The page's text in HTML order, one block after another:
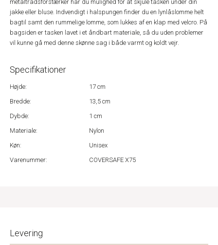
metaltrådsforstærker har du mulighed for at skjule tasken under din
jakke eller bluse. Indvendigt i halspungen finder du en lynlåslomme helt
bagtil samt den rummelige lomme, som lukkes af en klap med velcro. På
bagsiden er tasken lavet i et åndbart materiale, så du uden problemer
vil kunne gå med denne skønne sag i både varmt og koldt vejr.
Specifikationer
Højde:
17 cm
Bredde:
13,5 cm
Dybde:
1 cm
Materiale:
Nylon
Køn:
Unisex
Varenummer:
COVERSAFE X75
Levering